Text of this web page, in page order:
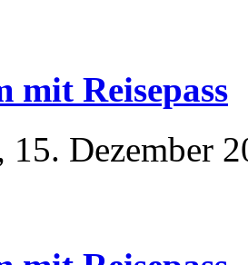
mit Reisepass
15. Dezember